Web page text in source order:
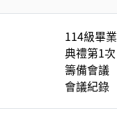
114級畢業
典禮第1次
籌備會議
會議紀錄